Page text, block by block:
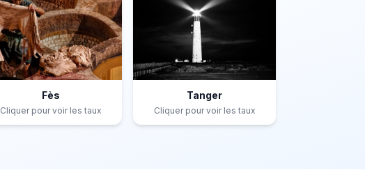
Fès
Cliquer pour voir les taux
Tanger
Cliquer pour voir les taux